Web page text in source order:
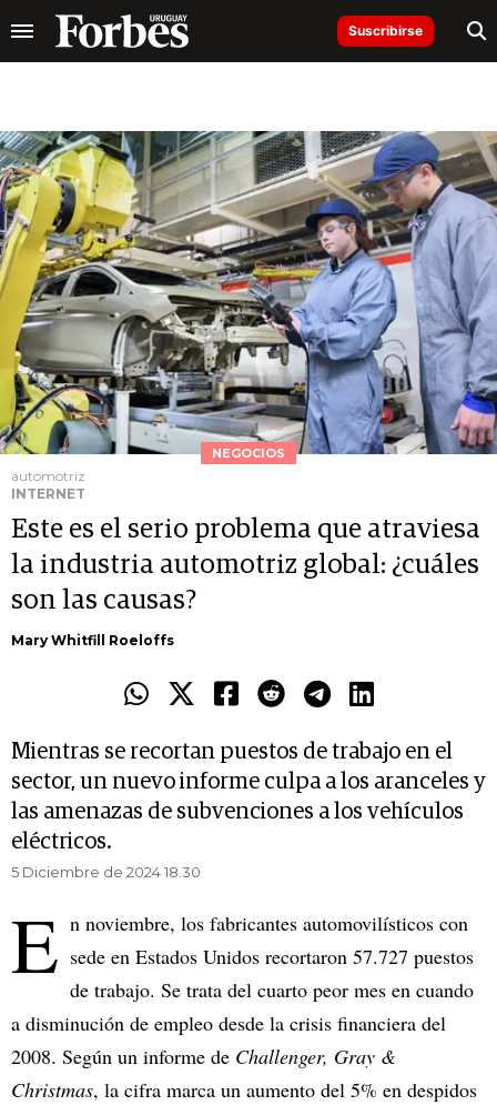
Suscribirse
NEGOCIOS
automotriz
INTERNET
Este es el serio problema que atraviesa
la industria automotriz global: ¿cuáles
son las causas?
Mary Whitfill Roeloffs
Mientras se recortan puestos de trabajo en el
sector, un nuevo informe culpa a los aranceles y
las amenazas de subvenciones a los vehículos
eléctricos.
5 Diciembre de 2024 18.30
E n noviembre, los fabricantes automovilísticos con
sede en Estados Unidos recortaron 57.727 puestos
de trabajo. Se trata del cuarto peor mes en cuando
a disminución de empleo desde la crisis financiera del
2008. Según un informe de Challenger, Gray &
Christmas, la cifra marca un aumento del 5% en despidos